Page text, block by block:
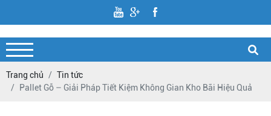
Trang chủ
Tin tức
Pallet Gỗ – Giải Pháp Tiết Kiệm Không Gian Kho Bãi Hiệu Quả